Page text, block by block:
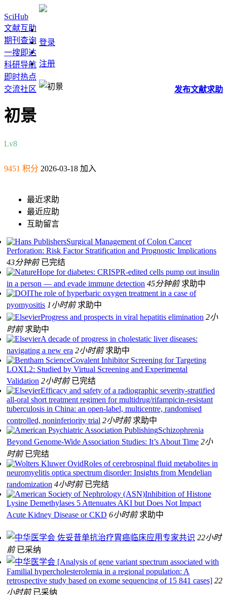
SciHub
文献互助
期刊查询
一搜即达
科研导航
即时热点
交流社区
登录
注册
发布文献求助
初景
Lv8
9451 积分 2026-03-18 加入
最近求助
最近应助
互助留言
Surgical Management of Colon Cancer
Perforation: Risk Factor Stratification and Prognostic Implications
43分钟前 已完结
Hope for diabetes: CRISPR-edited cells pump out insulin
in a person — and evade immune detection 45分钟前 求助中
The role of hyperbaric oxygen treatment in a case of
pyomyositis 1小时前 求助中
Progress and prospects in viral hepatitis elimination 2小
时前 求助中
A decade of progress in cholestatic liver diseases:
navigating a new era 2小时前 求助中
Covalent Inhibitor Screening for Targeting
LOXL2: Studied by Virtual Screening and Experimental
Validation 2小时前 已完结
Efficacy and safety of a radiographic severity-stratified
all-oral short treatment regimen for multidrug/rifampicin-resistant
tuberculosis in China: an open-label, multicentre, randomised
controlled, noninferiority trial 2小时前 求助中
Schizophrenia
Beyond Genome-Wide Association Studies: It’s About Time 2小
时前 已完结
Roles of cerebrospinal fluid metabolites in
neuromyelitis optica spectrum disorder: Insights from Mendelian
randomization 4小时前 已完结
Inhibition of Histone
Lysine Demethylases 5 Attenuates AKI but Does Not Impact
Acute Kidney Disease or CKD 6小时前 求助中
佐妥昔单抗治疗胃癌临床应用专家共识 22小时
前 已采纳
[Analysis of gene variant spectrum associated with
Familial hypercholesterolemia in a regional population: A
retrospective study based on exome sequencing of 15 841 cases] 22
小时前 已采纳